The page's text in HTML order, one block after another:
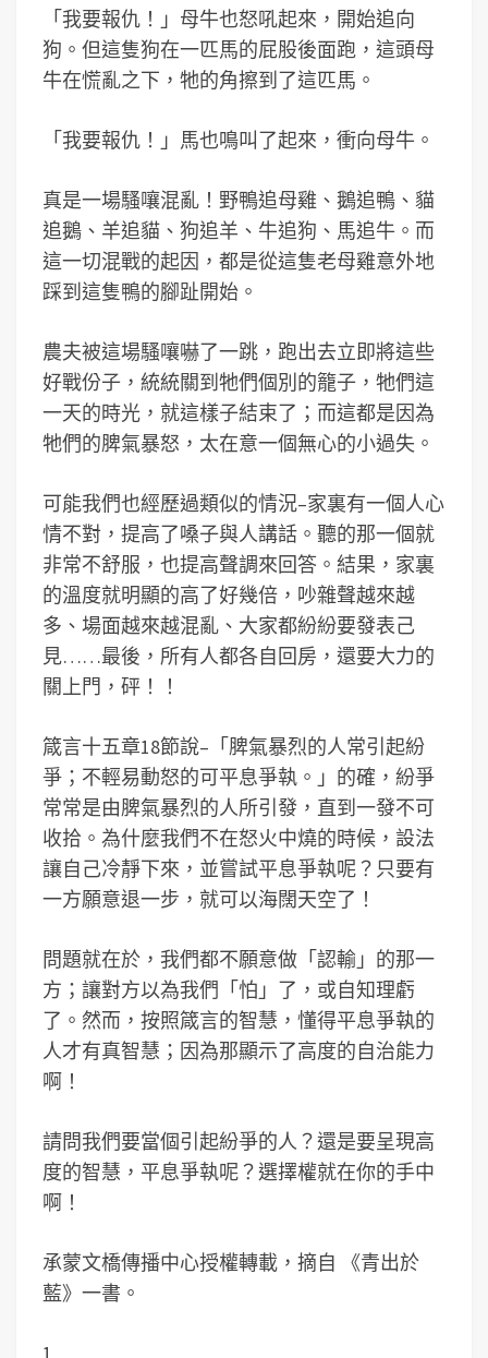
「我要報仇！」母牛也怒吼起來，開始追向
狗。但這隻狗在一匹馬的屁股後面跑，這頭母
牛在慌亂之下，牠的角擦到了這匹馬。
「我要報仇！」馬也鳴叫了起來，衝向母牛。
真是一場騷嚷混亂！野鴨追母雞、鵝追鴨、貓
追鵝、羊追貓、狗追羊、牛追狗、馬追牛。而
這一切混戰的起因，都是從這隻老母雞意外地
踩到這隻鴨的腳趾開始。
農夫被這場騷嚷嚇了一跳，跑出去立即將這些
好戰份子，統統關到牠們個別的籠子，牠們這
一天的時光，就這樣子結束了；而這都是因為
牠們的脾氣暴怒，太在意一個無心的小過失。
可能我們也經歷過類似的情況–家裏有一個人心
情不對，提高了嗓子與人講話。聽的那一個就
非常不舒服，也提高聲調來回答。結果，家裏
的溫度就明顯的高了好幾倍，吵雜聲越來越
多、場面越來越混亂、大家都紛紛要發表己
見……最後，所有人都各自回房，還要大力的
關上門，砰！！
箴言十五章18節說–「脾氣暴烈的人常引起紛
爭；不輕易動怒的可平息爭執。」的確，紛爭
常常是由脾氣暴烈的人所引發，直到一發不可
收拾。為什麼我們不在怒火中燒的時候，設法
讓自己冷靜下來，並嘗試平息爭執呢？只要有
一方願意退一步，就可以海闊天空了！
問題就在於，我們都不願意做「認輸」的那一
方；讓對方以為我們「怕」了，或自知理虧
了。然而，按照箴言的智慧，懂得平息爭執的
人才有真智慧；因為那顯示了高度的自治能力
啊！
請問我們要當個引起紛爭的人？還是要呈現高
度的智慧，平息爭執呢？選擇權就在你的手中
啊！
承蒙文橋傳播中心授權轉載，摘自 《青出於
藍》一書。